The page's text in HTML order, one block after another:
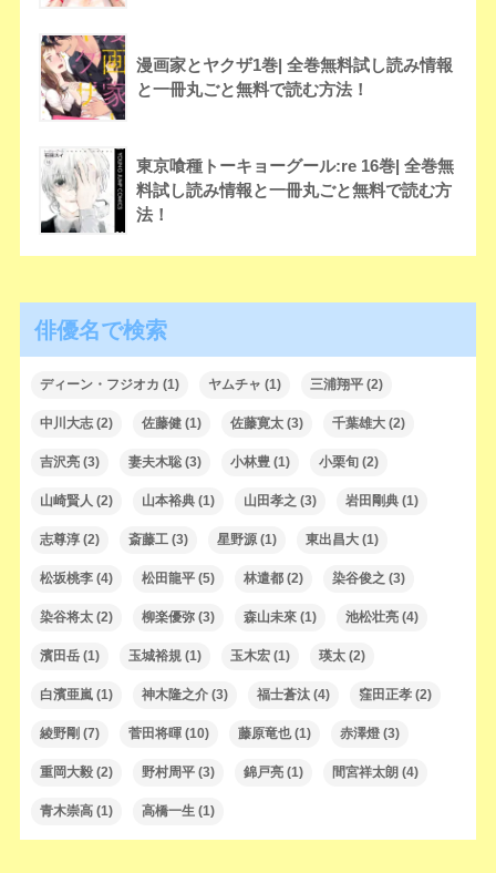
漫画家とヤクザ1巻| 全巻無料試し読み情報
と一冊丸ごと無料で読む方法！
東京喰種トーキョーグール:re 16巻| 全巻無
料試し読み情報と一冊丸ごと無料で読む方
法！
俳優名で検索
ディーン・フジオカ (1) ヤムチャ (1) 三浦翔平(2)
中川大志(2) 佐藤健(1) 佐藤寛太(3) 千葉雄大(2)
吉沢亮(3) 妻夫木聡(3) 小林豊(1) 小栗旬(2)
山崎賢人 (2) 山本裕典(1) 山田孝之 (3) 岩田剛典(1)
志尊淳(2) 斎藤工(3) 星野源(1) 東出昌大(1)
松坂桃李(4) 松田龍平(5) 林遣都(2) 染谷俊之 (3)
染谷将太(2) 柳楽優弥(3) 森山未來(1) 池松壮亮(4)
濱田岳(1) 玉城裕規(1) 玉木宏(1) 瑛太(2)
白濱亜嵐(1) 神木隆之介(3) 福士蒼汰(4) 窪田正孝(2)
綾野剛 (7) 菅田将暉(10) 藤原竜也(1) 赤澤燈(3)
重岡大毅(2) 野村周平(3) 錦戸亮(1) 間宮祥太朗 (4)
青木崇高(1) 高橋一生(1)